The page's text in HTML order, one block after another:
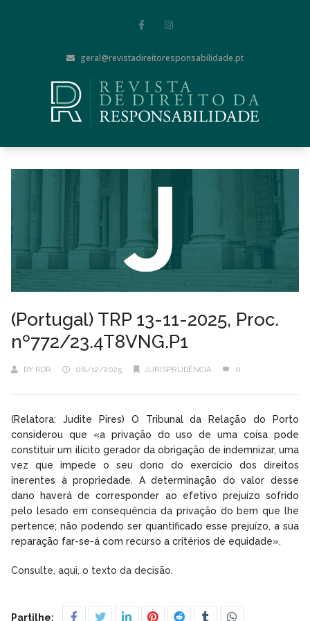
geral@revistadireitoresponsabilidade.pt
(Portugal) TRP 13-11-2025, Proc.
nº772/23.4T8VNG.P1
BY RDR 08/12/2025 JURISPRUDÊNCIA 0
(Relatora: Judite Pires) O Tribunal da Relação do Porto
considerou que «a privação do uso de uma coisa pode
constituir um ilícito gerador da obrigação de indemnizar, uma
vez que impede o seu dono do exercício dos direitos
inerentes à propriedade. A determinação do valor desse
dano haverá de corresponder ao efetivo prejuízo sofrido
pelo lesado em consequência da privação do bem que lhe
pertence; não podendo ser quantificado esse prejuízo, a sua
reparação far-se-á com recurso a critérios de equidade».
Consulte, aqui, o texto da decisão.
Partilhe: